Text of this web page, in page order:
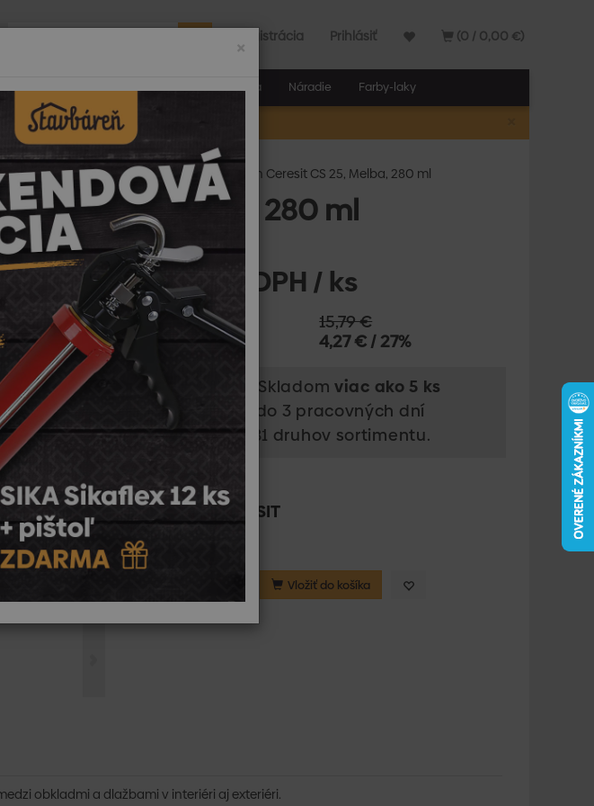
DOPRAVA ZDARMA
(0 / 0,00 €)
Registrácia Prihlásiť
Dielňa a stavba Náradie Farby-laky
Silikóny a akryláty Sanitárny silikón Ceresit CS 25, Melba, 280 ml
CS 25, Melba, 280 ml
Cena:
11,52 € s DPH / ks
Pôvodná cena:
15,79 €
4,27 € / 27%
Dostupnosť: Skladom viac ako 5 ks
U vás doma do 3 pracovných dní
Skladom 5.881 druhov sortimentu.
Kód:1574772
Výrobca:CERESIT
Jednotka: ks
Vložiť do košíka
obkladmi a dlažbami v interiéri aj exteriéri.
×